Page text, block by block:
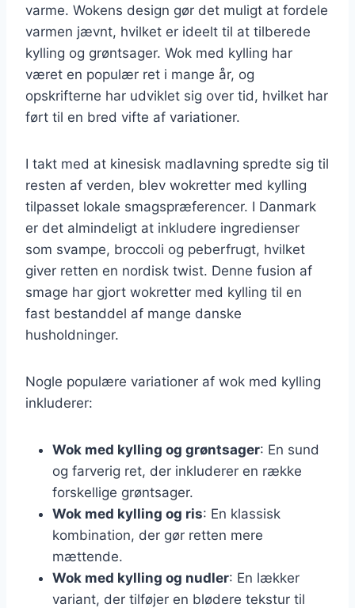
varme. Wokens design gør det muligt at fordele
varmen jævnt, hvilket er ideelt til at tilberede
kylling og grøntsager. Wok med kylling har
været en populær ret i mange år, og
opskrifterne har udviklet sig over tid, hvilket har
ført til en bred vifte af variationer.
I takt med at kinesisk madlavning spredte sig til
resten af verden, blev wokretter med kylling
tilpasset lokale smagspræferencer. I Danmark
er det almindeligt at inkludere ingredienser
som svampe, broccoli og peberfrugt, hvilket
giver retten en nordisk twist. Denne fusion af
smage har gjort wokretter med kylling til en
fast bestanddel af mange danske
husholdninger.
Nogle populære variationer af wok med kylling
inkluderer:
Wok med kylling og grøntsager: En sund
og farverig ret, der inkluderer en række
forskellige grøntsager.
Wok med kylling og ris: En klassisk
kombination, der gør retten mere
mættende.
Wok med kylling og nudler: En lækker
variant, der tilføjer en blødere tekstur til